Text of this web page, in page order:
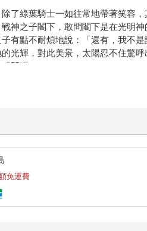
了綠葉騎士一如往常地帶著笑容，
神之子閣下，敢問閣下是在光明神
有點不耐煩地說：「還有，我不
的光輝，對此美景，太陽忍不住
閉嘴！」
接下來都不用開口說話，這樣就
趕走牠，但這隻死蚊子就是不肯
沒有人會來的房間！滿地窖的葡萄
便一個地方都比這種滿是蚊蟲、
免運費